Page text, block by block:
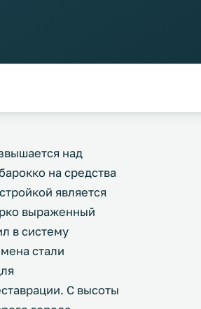
над
на средства
является
выраженный
в систему
стали
С высоты